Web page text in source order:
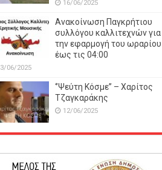
16/06/2025
Ανακοίνωση Παγκρήτιου
συλλόγου καλλιτεχνών για
την εφαρμογή του ωραρίου
έως τις 04:00
06/2025
‘’Ψεύτη Κόσμε’’ – Χαρίτος
Τζαγκαράκης
12/06/2025